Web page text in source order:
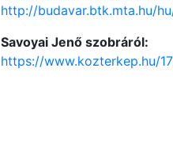
http://budavar.btk.mta.hu/
Savoyai Jenő szobráról:
https://www.kozterkep.hu/